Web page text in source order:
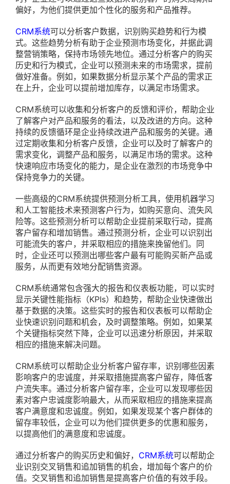
偏好，为他们提供更加个性化的服务和产品推荐。
CRM系统可以分析客户数据，识别购买趋势和行为模
式。这些趋势分析有助于企业预测市场变化，并据此调
整营销策略，保持市场领先地位。通过分析客户的购买
历史和行为模式，企业可以预测未来的市场需求，提前
做好准备。例如，如果数据分析显示某个产品的需求正
在上升，企业可以提前增加库存，以满足市场需求。
CRM系统可以收集和分析客户的反馈和评价，帮助企业
了解客户对产品和服务的看法，以及改进的方向。这种
持续的反馈循环是企业持续改进产品和服务的关键。通
过定期收集和分析客户反馈，企业可以及时了解客户的
需求变化，调整产品和服务，以满足市场的需求。这种
快速响应市场变化的能力，是企业在激烈的市场竞争中
保持竞争力的关键。
一些高级的CRM系统提供预测分析工具，使用机器学习
和人工智能技术来预测客户行为，如购买意向、流失风
险等。这些预测分析可以帮助企业提前采取行动，提高
客户留存和增加销售。通过预测分析，企业可以识别出
可能流失的客户，并采取相应的措施来挽留他们。同
时，企业还可以预测出哪些客户最有可能购买新产品或
服务，从而更有效地分配销售资源。
CRM系统通常包含强大的报告和仪表板功能，可以实时
显示关键性能指标（KPIs）和趋势，帮助企业快速做出
基于数据的决策。这些实时的报告和仪表板可以帮助企
业快速识别问题和机会，及时调整策略。例如，如果某
个关键指标突然下降，企业可以迅速分析原因，并采取
相应的措施来解决问题。
CRM系统可以帮助企业分析客户留存率，识别哪些因素
影响客户的忠诚度，并采取措施提高客户留存，降低客
户流失率。通过分析客户留存率，企业可以发现哪些因
素对客户忠诚度影响最大，从而采取相应的措施来提高
客户满意度和忠诚度。例如，如果发现某个客户群体的
留存率较低，企业可以为他们提供更多的优惠和服务，
以提高他们的满意度和忠诚度。
通过分析客户的购买历史和偏好， CRM系统可以帮助企
业识别交叉销售和追加销售的机会，增加每个客户的价
值。交叉销售和追加销售是提高客户价值的有效手段。